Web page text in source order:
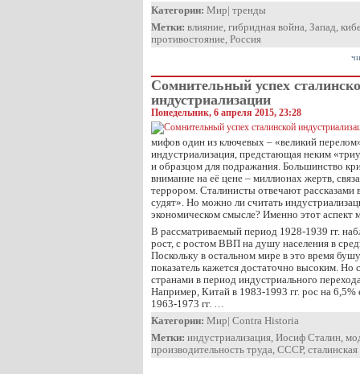
Категории: Мир| тренды
Метки: влияние, гибридная война, Запад,
противостояние, Россия
Сомнительный успех
индустриализации
Понедельник, 6 апреля 2015, 23:28
мифов один из ключевых – «великий
индустриализация, предстающая неким
и образцом для подражания. Большинство
внимание на её цене – миллионах жертв,
террором. Сталинисты отвечают рассказами
судят». Но можно ли считать
экономическом смысле? Именно этот аспект
В рассматриваемый период 1928-1939 гг.
рост, c ростом ВВП на душу населения в
Поскольку в остальном мире в это время
показатель кажется достаточно высоким. Но
странами в период индустриального
Например, Китай в 1983-1993 гг. рос на
1963-1973 гг. …
Категории: Мир| Contra Historia
Метки: индустриализация, Иосиф Сталин,
производительность труда, СССР,